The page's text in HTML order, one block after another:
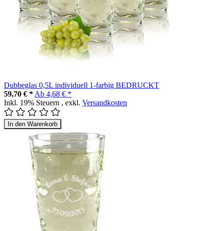
Dubbeglas 0,5L individuell 1-farbig BEDRUCKT
59,70 € * Ab 4,68 € *
Inkl. 19% Steuern , exkl. Versandkosten
In den Warenkorb